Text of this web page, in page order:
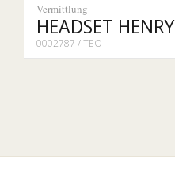
Vermittlung
HEADSET HENRY
0002787 / TEO